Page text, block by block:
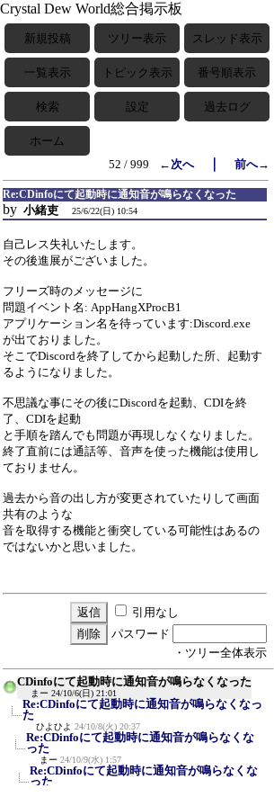
Crystal Dew World総合掲示板
新規投稿 ツリー表示 スレッド表示
一覧表示 トピック表示 番号順表示
検索 設定 過去ログ
ホーム
52 / 999
←次へ｜ 前へ→
Re:CDinfoにて起動時に通知音が鳴らなくなった
by 小緒吏 25/6/22(日) 10:54
自己レス失礼いたします。
その後進展がございました。
フリーズ時のメッセージに
問題イベント名: AppHangXProcB1
アプリケーション名を待っています:Discord.exe
が出ておりました。
そこでDiscordを終了してから起動した所、起動す
るようになりました。
不思議な事にその後にDiscordを起動、CDIを終
了、CDIを起動
と手順を踏んでも問題が再現しなくなりました。
終了直前には通話等、音声を使った機能は使用し
ておりません。
過去から音の出し方が変更されていたりして画面
共有のような
音を取得する機能と衝突している可能性はあるの
ではないかと思いました。
引用なし
パスワード
・ツリー全体表示
CDinfoにて起動時に通知音が鳴らなくなった
まー 24/10/6(日) 21:01
Re:CDinfoにて起動時に通知音が鳴らなくなっ
た
ひよひよ 24/10/8(火) 20:37
Re:CDinfoにて起動時に通知音が鳴らなくな
った
まー 24/10/9(水) 1:57
Re:CDinfoにて起動時に通知音が鳴らなくな
った